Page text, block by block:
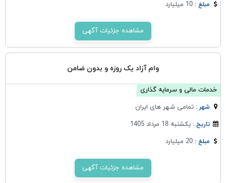
مبلغ :10 میلیارد
مشاهده جزئیات آگهی
وام آزاد یک روزه و بدون ضامن
خدمات مالی و سرمایه گذاری
شهر :تمامی شهر های ایران
تاریخ :یکشنبه 18 مرداد 1405
مبلغ :20 میلیارد
مشاهده جزئیات آگهی